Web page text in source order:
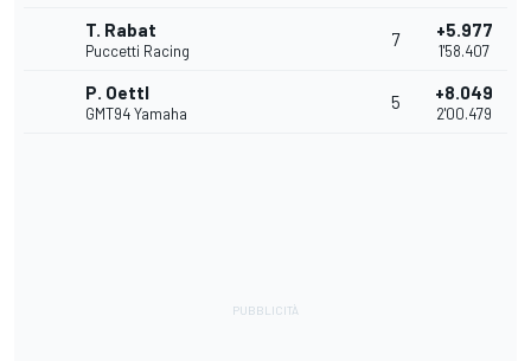
T. Rabat
Puccetti Racing
7 +5.977
1'58.407
P. Oettl
GMT94 Yamaha
5 +8.049
2'00.479